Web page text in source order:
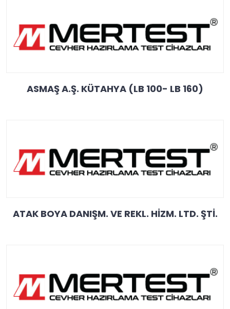
ASMAŞ A.Ş. KÜTAHYA (LB 100- LB 160)
ATAK BOYA DANIŞM. VE REKL. HİZM. LTD. ŞTİ.